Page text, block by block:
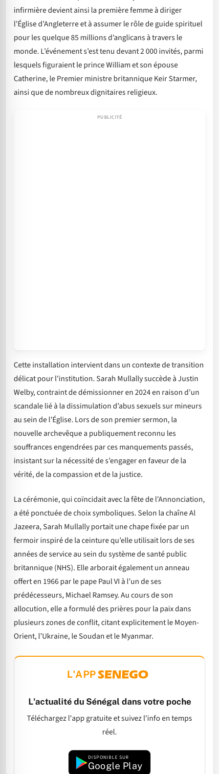
infirmière devient ainsi la première femme à diriger
l’Église d’Angleterre et à assumer le rôle de guide spirituel
pour les quelque 85 millions d’anglicans à travers le
monde. L’événement s’est tenu devant 2 000 invités, parmi
lesquels figuraient le prince William et son épouse
Catherine, le Premier ministre britannique Keir Starmer,
ainsi que de nombreux dignitaires religieux.
Cette installation intervient dans un contexte de transition
délicat pour l’institution. Sarah Mullally succède à Justin
Welby, contraint de démissionner en 2024 en raison d’un
scandale lié à la dissimulation d’abus sexuels sur mineurs
au sein de l’Église. Lors de son premier sermon, la
nouvelle archevêque a publiquement reconnu les
souffrances engendrées par ces manquements passés,
insistant sur la nécessité de s’engager en faveur de la
vérité, de la compassion et de la justice.
La cérémonie, qui coïncidait avec la fête de l’Annonciation,
a été ponctuée de choix symboliques. Selon la chaîne Al
Jazeera, Sarah Mullally portait une chape fixée par un
fermoir inspiré de la ceinture qu’elle utilisait lors de ses
années de service au sein du système de santé public
britannique (NHS). Elle arborait également un anneau
offert en 1966 par le pape Paul VI à l’un de ses
prédécesseurs, Michael Ramsey. Au cours de son
allocution, elle a formulé des prières pour la paix dans
plusieurs zones de conflit, citant explicitement le Moyen-
Orient, l’Ukraine, le Soudan et le Myanmar.
L'APP
L'actualité du Sénégal dans votre poche
Téléchargez l'app gratuite et suivez l'info en temps
réel.
DISPONIBLE SUR
Google Play